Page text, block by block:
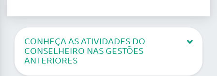
CONHEÇA AS ATIVIDADES DO
CONSELHEIRO NAS GESTÕES
ANTERIORES